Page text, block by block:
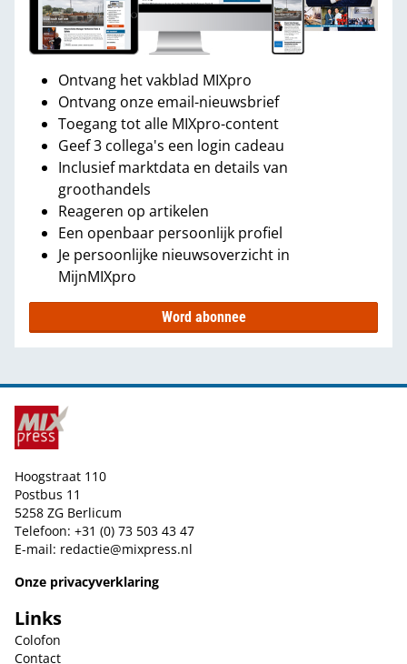
Ontvang het vakblad MIXpro
Ontvang onze email-nieuwsbrief
Toegang tot alle MIXpro-content
Geef 3 collega's een login cadeau
Inclusief marktdata en details van
groothandels
Reageren op artikelen
Een openbaar persoonlijk profiel
Je persoonlijke nieuwsoverzicht in
MijnMIXpro
Word abonnee
Hoogstraat 110
Postbus 11
5258 ZG Berlicum
Telefoon: +31 (0) 73 503 43 47
E-mail: redactie@mixpress.nl
Onze privacyverklaring
Links
Colofon
Contact